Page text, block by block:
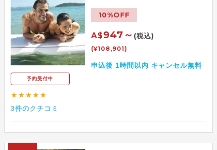
予約受付中
★★★★★
3件のクチコミ
10%OFF
A$947～ (税込)
(¥108,901)
申込後 1時間以内 キャンセル無料